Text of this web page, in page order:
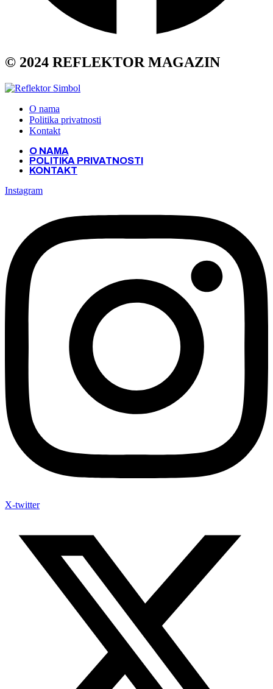
© 2024 REFLEKTOR MAGAZIN
O nama
Politika privatnosti
Kontakt
O NAMA
POLITIKA PRIVATNOSTI
KONTAKT
Instagram
X-twitter